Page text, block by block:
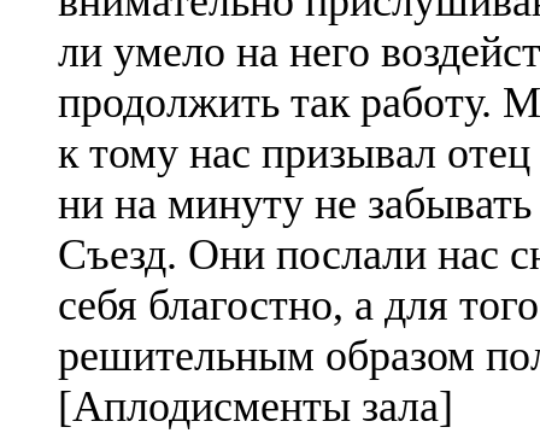
ли умело на него
продолжить так работу.
к тому нас призывал отец
ни на минуту не
Съезд. Они послали нас
себя благостно, а для
решительным образом
[Аплодисменты зала]